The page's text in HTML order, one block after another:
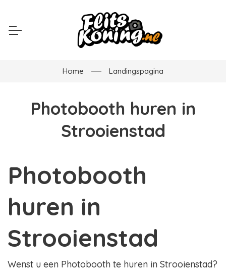
Home Landingspagina
Photobooth huren in
Strooienstad
Photobooth
huren in
Strooienstad
Wenst u een Photobooth te huren in Strooienstad?